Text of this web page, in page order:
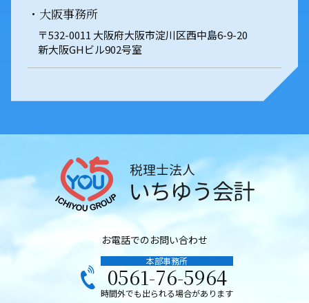
・大阪事務所
〒532-0011 大阪府大阪市淀川区西中島6-9-20
新大阪GHビル902号室
お電話でのお問い合わせ
本部事務所
0561-76-5964
時間外でも出られる場合があります